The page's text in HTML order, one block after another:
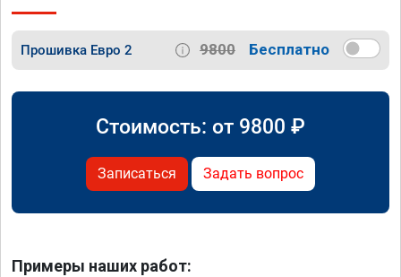
Прошивка Евро 2 9800 Бесплатно
Стоимость: от 9800 ₽
Записаться Задать вопрос
Примеры наших работ: